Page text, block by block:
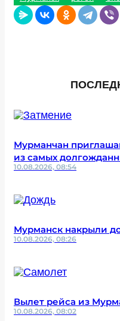
Мурманчан
из самых
10.08.2026, 08:54
Мурманск накрыли
10.08.2026, 08:26
Вылет рейса из
10.08.2026, 08:02